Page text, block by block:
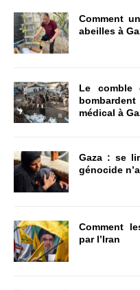
Comment
abeilles à
Le comble
médical à
Gaza : se
génocide
Comment
par l’Iran